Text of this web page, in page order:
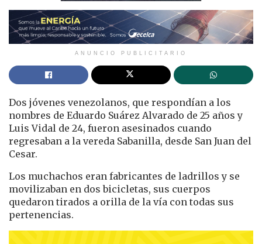
ANUNCIO PUBLICITARIO
Dos jóvenes venezolanos, que respondían a los
nombres de Eduardo Suárez Alvarado de 25 años y
Luis Vidal de 24, fueron asesinados cuando
regresaban a la vereda Sabanilla, desde San Juan del
Cesar.
Los muchachos eran fabricantes de ladrillos y se
movilizaban en dos bicicletas, sus cuerpos
quedaron tirados a orilla de la vía con todas sus
pertenencias.